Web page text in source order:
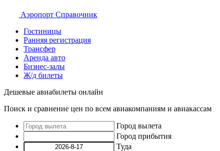
Аэропорт Справочник
Гостиницы
Ранняя регистрация
Трансфер
Аренда авто
Бизнес-залы
Ж/д билеты
Дешевые авиабилеты онлайн
Поиск и сравнение цен по всем авиакомпаниям и авиакассам
Город вылета
Город прибытия
Туда